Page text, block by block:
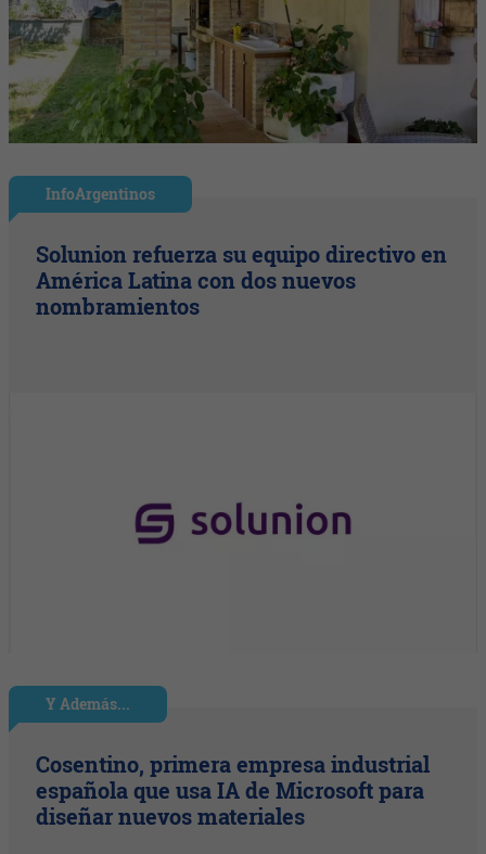
InfoArgentinos
Solunion refuerza su equipo directivo en
América Latina con dos nuevos
nombramientos
Y Además...
Cosentino, primera empresa industrial
española que usa IA de Microsoft para
diseñar nuevos materiales